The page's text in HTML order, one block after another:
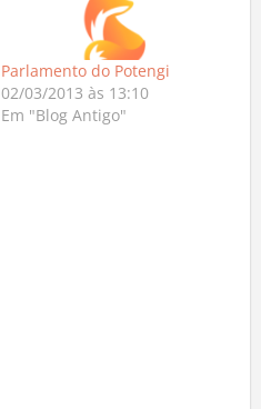
Parlamento do Potengi
02/03/2013 às 13:10
Em "Blog Antigo"